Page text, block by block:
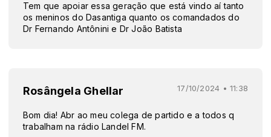
Tem que apoiar essa geração que está vindo aí tanto
os meninos do Dasantiga quanto os comandados do
Dr Fernando Antônini e Dr João Batista
Rosângela Ghellar 17/10/2024 • 11:38
Bom dia! Abr ao meu colega de partido e a todos q
trabalham na rádio Landel FM.